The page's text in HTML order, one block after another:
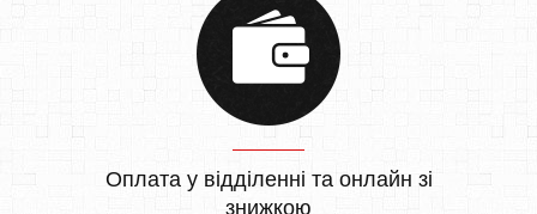
Оплата у відділенні та онлайн зі
знижкою